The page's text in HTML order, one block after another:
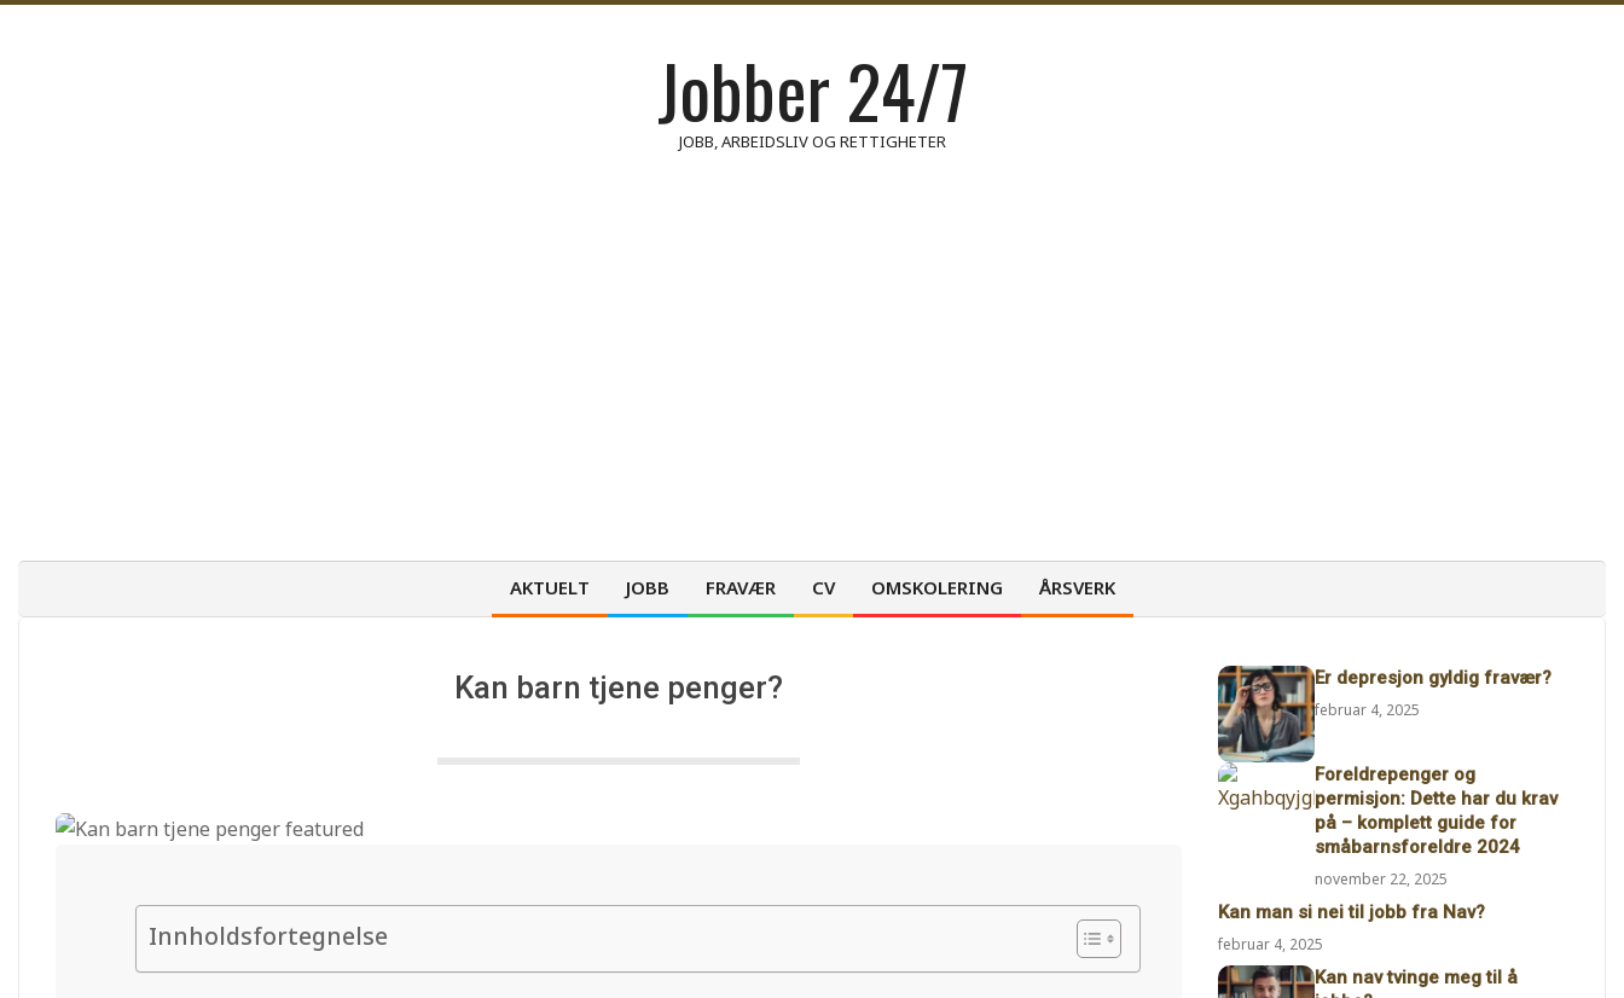
Jobber 24/7
JOBB, ARBEIDSLIV OG RETTIGHETER
Primary
AKTUELT JOBB FRAVÆR CV OMSKOLERING ÅRSVERK
Kan barn tjene penger?
Innholdsfortegnelse
Er depresjon gyldig fravær?
februar 4, 2025
Foreldrepenger og
permisjon: Dette har du krav
på – komplett guide for
småbarnsforeldre 2024
november 22, 2025
Kan man si nei til jobb fra Nav?
februar 4, 2025
Kan nav tvinge meg til å